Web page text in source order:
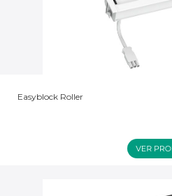
Easyblock Roller